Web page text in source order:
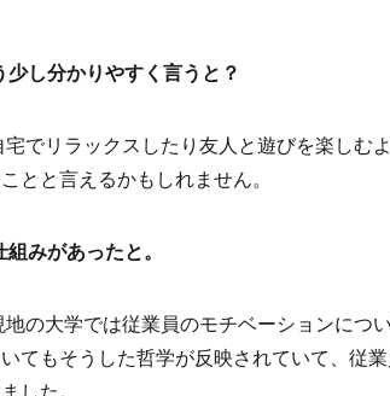
し分かりやすく言うと？
でリラックスしたり友人と遊びを楽しむ
とと言えるかもしれません。
みがあったと。
の大学では従業員のモチベーションにつ
てもそうした哲学が反映されていて、従
した。